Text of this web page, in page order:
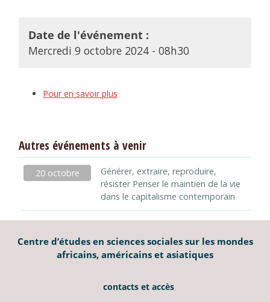
Date de l'événement :
Mercredi 9 octobre 2024 - 08h30
Pour en savoir plus
Autres événements à venir
20 octobre
Générer, extraire, reproduire,
résister Penser le maintien de la vie
dans le capitalisme contemporain
Centre d’études en sciences sociales sur les mondes
africains, américains et asiatiques
contacts et accès